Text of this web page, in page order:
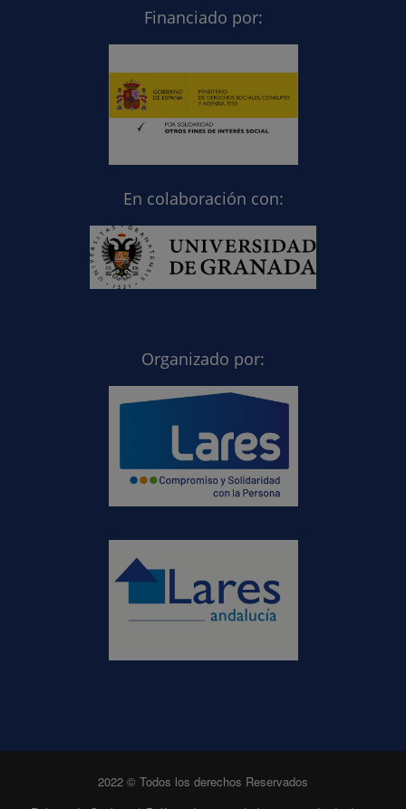
Financiado por:
En colaboración con:
Organizado por:
2022 © Todos los derechos Reservados